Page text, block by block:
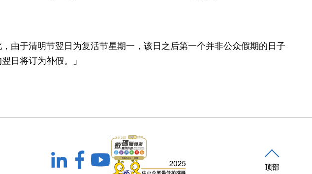
由于清明节翌日为复活节星期一，该日之后第一个并非公众假期的日子
日将订为补假。」
顶部